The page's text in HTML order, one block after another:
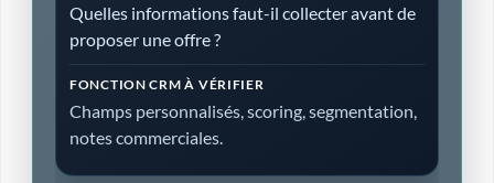
Quelles informations faut-il collecter avant de
proposer une offre ?
Champs personnalisés, scoring, segmentation,
notes commerciales.